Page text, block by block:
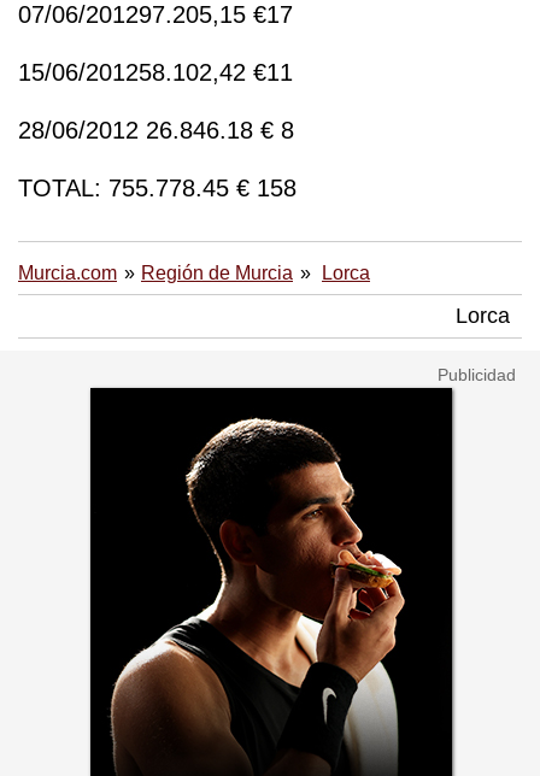
07/06/201297.205,15 €17
15/06/201258.102,42 €11
28/06/2012 26.846.18 € 8
TOTAL: 755.778.45 € 158
Murcia.com Región de Murcia Lorca
Lorca